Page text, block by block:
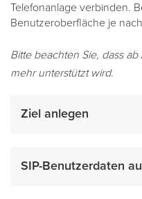
Telefonanlage verbinden.
Benutzeroberfläche je
Bitte beachten Sie, dass
mehr unterstützt wird.
Ziel anlegen
SIP-Benutzerdaten